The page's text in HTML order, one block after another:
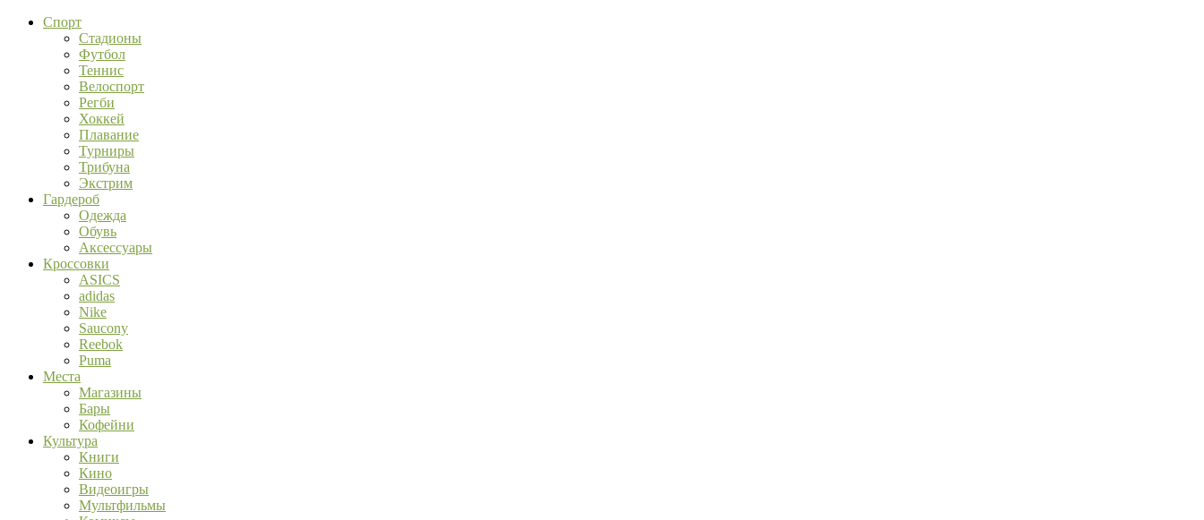
Спорт
Стадионы
Футбол
Теннис
Велоспорт
Регби
Хоккей
Плавание
Турниры
Трибуна
Экстрим
Гардероб
Одежда
Обувь
Аксессуары
Кроссовки
ASICS
adidas
Nike
Saucony
Reebok
Puma
Места
Магазины
Бары
Кофейни
Культура
Книги
Кино
Видеоигры
Мультфильмы